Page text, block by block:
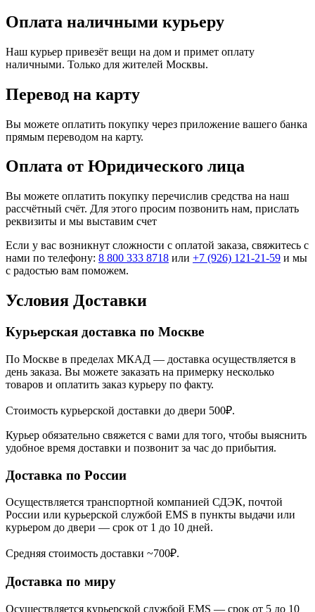
Оплата наличными курьеру
Наш курьер привезёт вещи на дом и примет оплату
наличными. Только для жителей Москвы.
Перевод на карту
Вы можете оплатить покупку через приложение вашего банка
прямым переводом на карту.
Оплата от Юридического лица
Вы можете оплатить покупку перечислив средства на наш
рассчётный счёт. Для этого просим позвонить нам, прислать
реквизиты и мы выставим счет
Если у вас возникнут сложности с оплатой заказа, свяжитесь с
нами по телефону: 8 800 333 8718 или +7 (926) 121-21-59 и мы
с радостью вам поможем.
Условия Доставки
Курьерская доставка по Москве
По Москве в пределах МКАД — доставка осуществляется в
день заказа. Вы можете заказать на примерку несколько
товаров и оплатить заказ курьеру по факту.
Стоимость курьерской доставки до двери 500₽.
Курьер обязательно свяжется с вами для того, чтобы выяснить
удобное время доставки и позвонит за час до прибытия.
Доставка по России
Осуществляется транспортной компанией СДЭК, почтой
России или курьерской службой EMS в пункты выдачи или
курьером до двери — срок от 1 до 10 дней.
Средняя стоимость доставки ~700₽.
Доставка по миру
Осуществляется курьерской службой EMS — срок от 5 до 10